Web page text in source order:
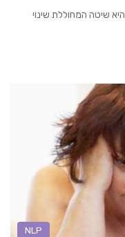
היתרון הגדול בתהליך לשינוי בשיטת NLP: NLP היא שיטה המחוללת שינוי
NLP